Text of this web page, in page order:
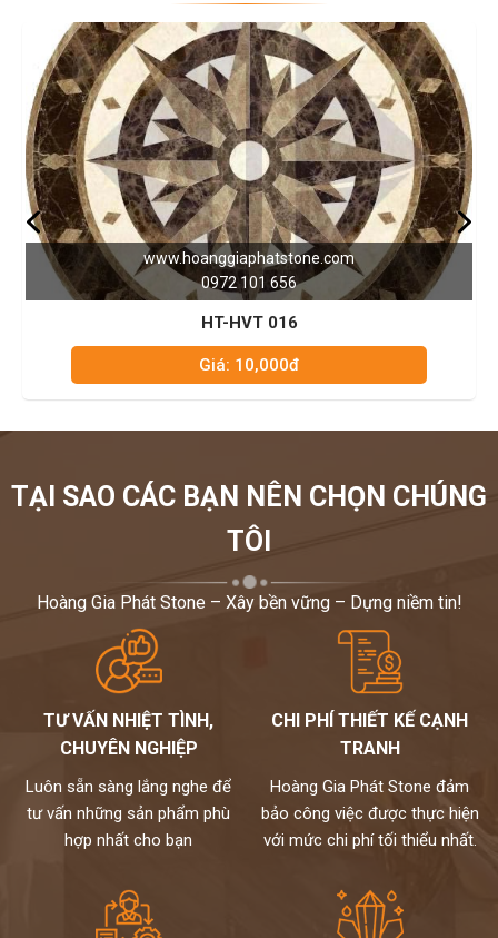
www.hoanggiaphatstone.com
0972 101 656
TẠI SAO CÁC BẠN NÊN CHỌN CHÚNG
TÔI
Hoàng Gia Phát Stone – Xây bền vững – Dựng niềm tin!
TƯ VẤN NHIỆT TÌNH,
CHUYÊN NGHIỆP
Luôn sẵn sàng lắng nghe để
tư vấn những sản phẩm phù
hợp nhất cho bạn
CHI PHÍ THIẾT KẾ CẠNH
TRANH
Hoàng Gia Phát Stone đảm
bảo công việc được thực hiện
với mức chi phí tối thiểu nhất.